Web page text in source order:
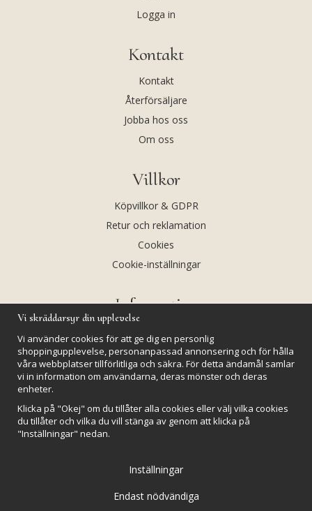
Logga in
Kontakt
Kontakt
Återförsäljare
Jobba hos oss
Om oss
Villkor
Köpvillkor & GDPR
Retur och reklamation
Cookies
Cookie-inställningar
Information
Kalendarium
Nyheter
Kristaller och fairtrade
Rena & Ladda kristaller
Vi skräddarsyr din upplevelse
Vi använder cookies för att ge dig en personlig
shoppingupplevelse, personanpassad annonsering och för hålla
våra webbplatser tillförlitliga och säkra. För detta ändamål samlar
vi in information om användarna, deras mönster och deras
enheter.
Klicka på "Okej" om du tillåter alla cookies eller välj vilka cookies
du tillåter och vilka du vill stänga av genom att klicka på
"Inställningar" nedan.
Inställningar
Endast nödvändiga